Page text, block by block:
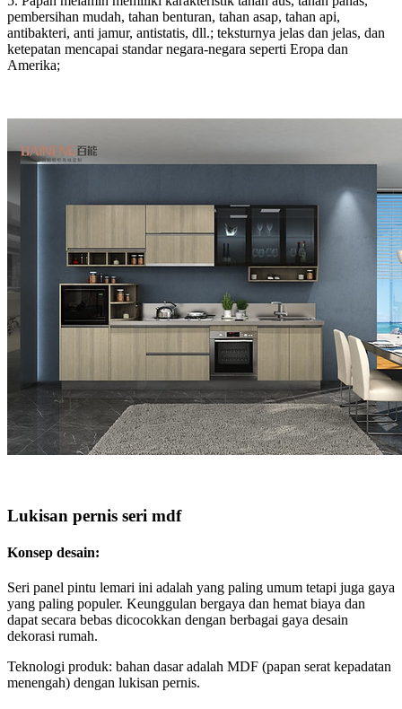
pembersihan mudah, tahan benturan, tahan asap, tahan api,
antibakteri, anti jamur, antistatis, dll.; teksturnya jelas dan jelas, dan
ketepatan mencapai standar negara-negara seperti Eropa dan
Amerika;
Lukisan pernis seri mdf
Konsep desain:
Seri panel pintu lemari ini adalah yang paling umum tetapi juga gaya
yang paling populer. Keunggulan bergaya dan hemat biaya dan
dapat secara bebas dicocokkan dengan berbagai gaya desain
dekorasi rumah.
Teknologi produk: bahan dasar adalah MDF (papan serat kepadatan
menengah) dengan lukisan pernis.